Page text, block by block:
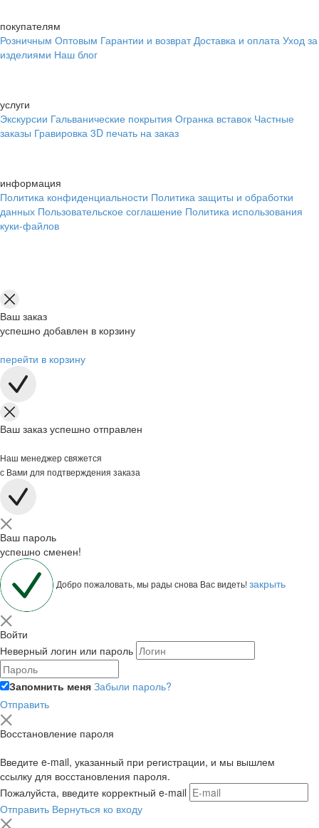
покупателям
Розничным Оптовым Гарантии и возврат Доставка и оплата Уход за
изделиями Наш блог
услуги
Экскурсии Гальванические покрытия Огранка вставок Частные
заказы Гравировка 3D печать на заказ
информация
Политика конфиденциальности Политика защиты и обработки
данных Пользовательское соглашение Политика использования
куки-файлов
Ваш заказ
успешно добавлен в корзину
перейти в корзину
Ваш заказ успешно отправлен
Наш менеджер свяжется
с Вами для подтверждения заказа
Ваш пароль
успешно сменен!
Добро пожаловать, мы рады снова Вас видеть!закрыть
Войти
Неверный логин или пароль
Запомнить меня Забыли пароль?
Отправить
Восстановление пароля
Введите e-mail, указанный при регистрации, и мы вышлем
ссылку для восстановления пароля.
Пожалуйста, введите корректный e-mail
Отправить Вернуться ко входу